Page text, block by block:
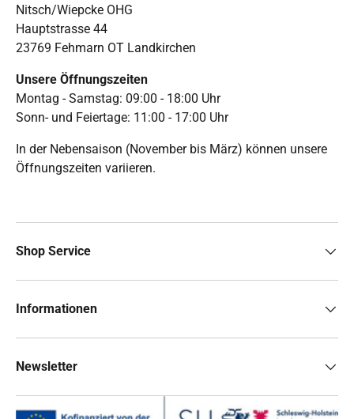
Nitsch/Wiepcke OHG
Hauptstrasse 44
23769 Fehmarn OT Landkirchen
Unsere Öffnungszeiten
Montag - Samstag: 09:00 - 18:00 Uhr
Sonn- und Feiertage: 11:00 - 17:00 Uhr
In der Nebensaison (November bis März) können unsere
Öffnungszeiten variieren.
Shop Service
Informationen
Newsletter